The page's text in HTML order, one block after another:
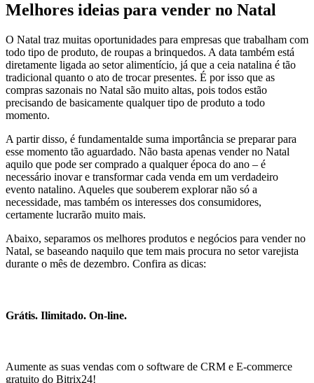
Melhores ideias para vender no Natal
O Natal traz muitas oportunidades para empresas que trabalham com
todo tipo de produto, de roupas a brinquedos. A data também está
diretamente ligada ao setor alimentício, já que a ceia natalina é tão
tradicional quanto o ato de trocar presentes. É por isso que as
compras sazonais no Natal são muito altas, pois todos estão
precisando de basicamente qualquer tipo de produto a todo
momento.
A partir disso, é fundamentalde suma importância se preparar para
esse momento tão aguardado. Não basta apenas vender no Natal
aquilo que pode ser comprado a qualquer época do ano – é
necessário inovar e transformar cada venda em um verdadeiro
evento natalino. Aqueles que souberem explorar não só a
necessidade, mas também os interesses dos consumidores,
certamente lucrarão muito mais.
Abaixo, separamos os melhores produtos e negócios para vender no
Natal, se baseando naquilo que tem mais procura no setor varejista
durante o mês de dezembro. Confira as dicas:
Grátis. Ilimitado. On-line.
Aumente as suas vendas com o software de CRM e E-commerce
gratuito do Bitrix24!